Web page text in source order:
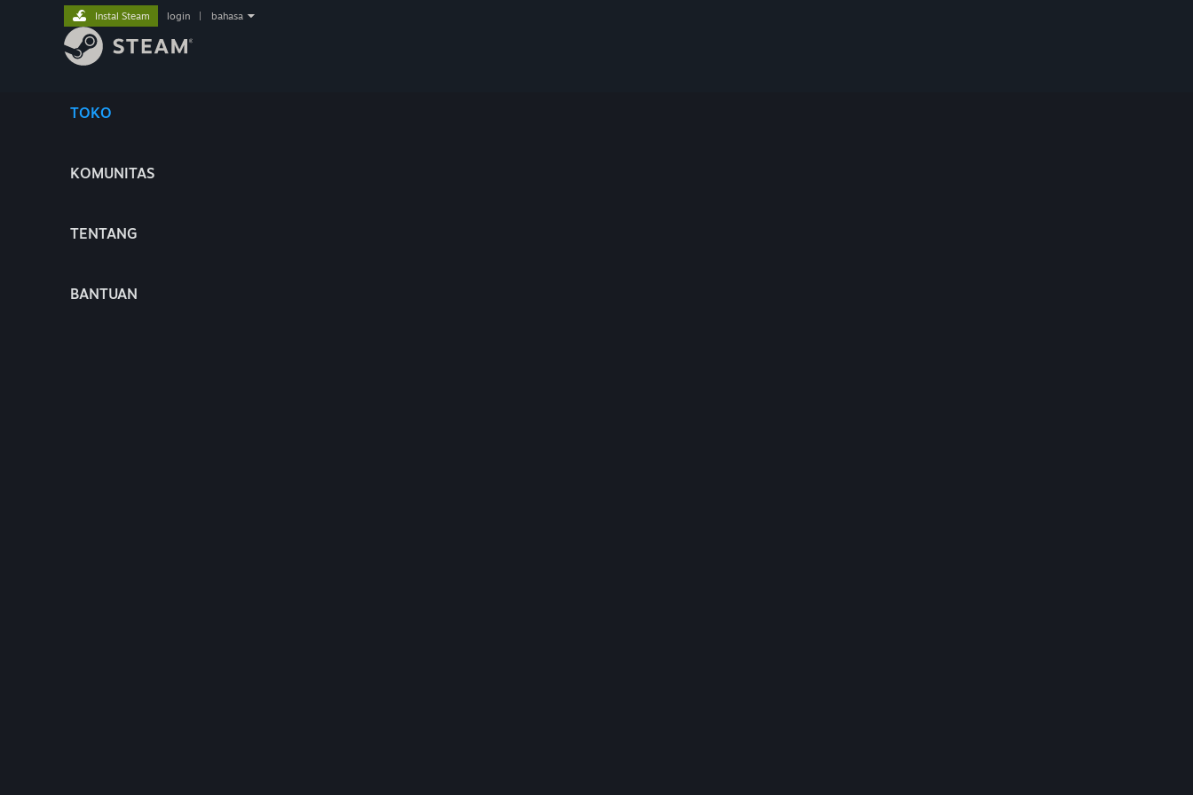
TOKO
KOMUNITAS
TENTANG
BANTUAN
Instal Steam login bahasa